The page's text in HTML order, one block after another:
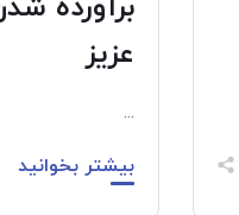
برآورده
عزیز
...
بیشتر بخوانید